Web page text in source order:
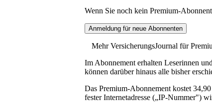
Wenn Sie noch kein Premium-
Mehr VersicherungsJournal für
Im Abonnement erhalten Leserinnen
können darüber hinaus alle bisher
Das Premium-Abonnement kostet
fester Internetadresse („IP-Nummer")